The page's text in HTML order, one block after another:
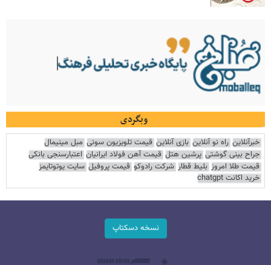
وبگردی
خبرآنلاین راه نو آنلاین بازی آنلاین قیمت تلویزیون سونی مبل مینیمال
جراح بینی گوشتی پرشین هتل قیمت آهن فولاد ایرانیان اعتبارسنجی بانکی
قیمت طلا امروز بلیط قطار شرکت رادوکو قیمت پروفیل سایت یوتوتایمز
خرید اکانت chatgpt
نسخه دسکتاپ